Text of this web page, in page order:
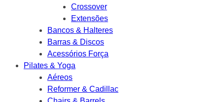
Crossover
Extensões
Bancos & Halteres
Barras & Discos
Acessórios Força
Pilates & Yoga
Aéreos
Reformer & Cadillac